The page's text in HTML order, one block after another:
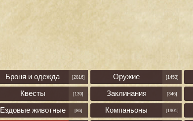
Броня и одежда [2816] Оружие [1453]
Квесты [139] Заклинания [346]
Ездовые животные [86] Компаньоны [1901]